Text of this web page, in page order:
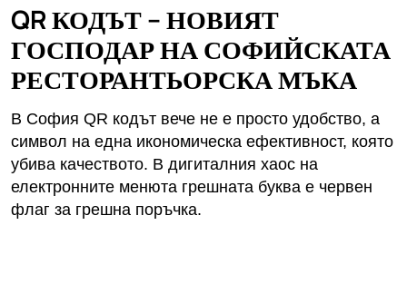
QR КОДЪТ – НОВИЯТ
ГОСПОДАР НА СОФИЙСКАТА
РЕСТОРАНТЬОРСКА МЪКА
В София QR кодът вече не е просто удобство, а
символ на една икономическа ефективност, която
убива качеството. В дигиталния хаос на
електронните менюта грешната буква е червен
флаг за грешна поръчка.